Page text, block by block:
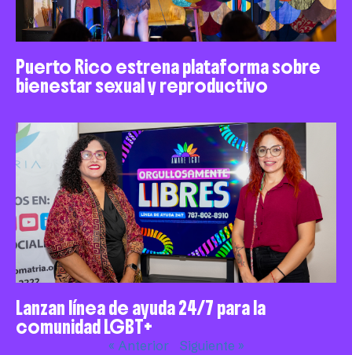
Puerto Rico estrena plataforma sobre
bienestar sexual y reproductivo
Lanzan línea de ayuda 24/7 para la
comunidad LGBT+
« Anterior Siguiente »